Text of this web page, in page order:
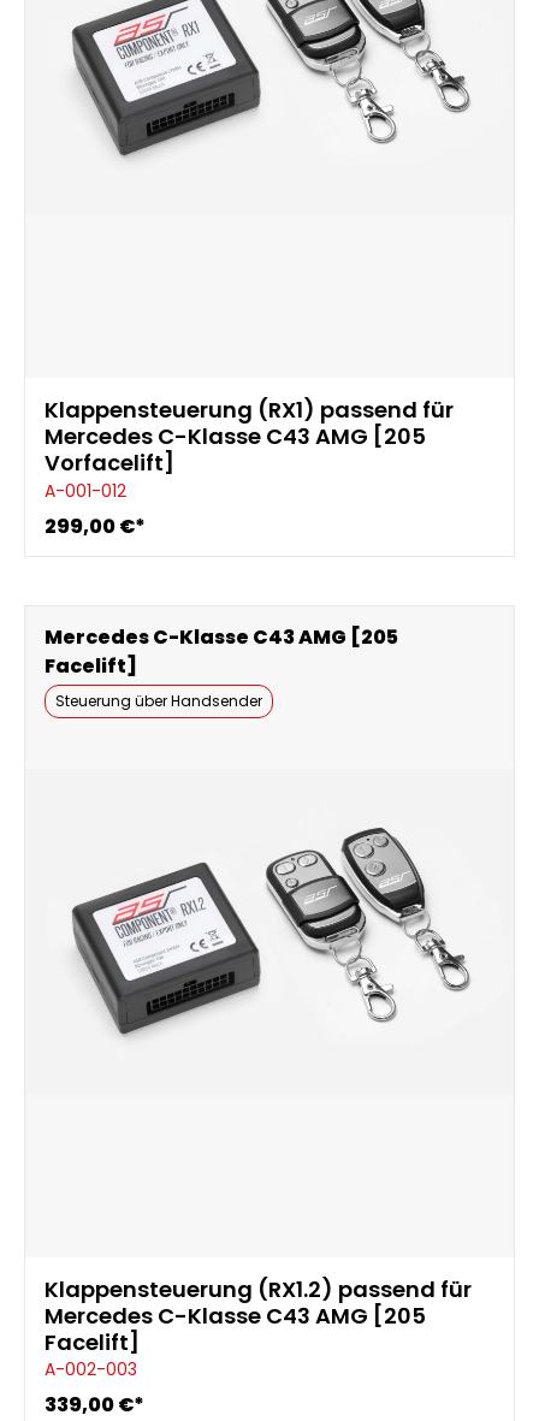
Klappensteuerung (RX1) passend für
Mercedes C-Klasse C43 AMG [205
Vorfacelift]
A-001-012
299,00 €*
Klappensteuerung (RX1.2) passend für
Mercedes C-Klasse C43 AMG [205
Facelift]
A-002-003
Mercedes C-Klasse C43 AMG [205
Facelift]
Steuerung über Handsender
339,00 €*